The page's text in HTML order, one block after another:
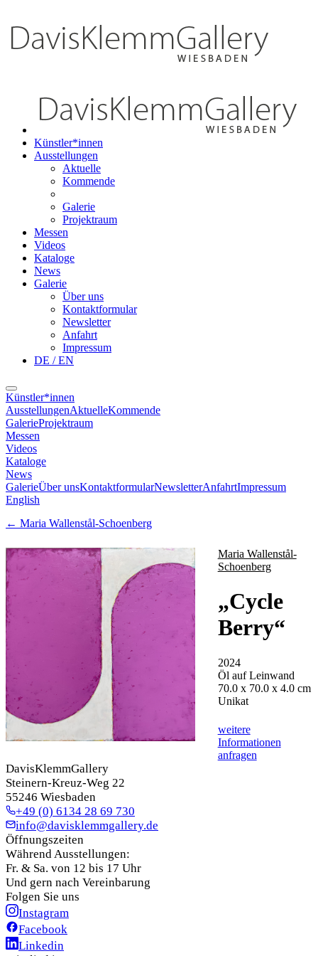
Künstler*innen
Ausstellungen
Aktuelle
Kommende
Galerie
Projektraum
Messen
Videos
Kataloge
News
Galerie
Über uns
Kontaktformular
Newsletter
Anfahrt
Impressum
DE / EN
Künstler*innen
AusstellungenAktuelleKommende
GalerieProjektraum
Messen
Videos
Kataloge
News
GalerieÜber unsKontaktformularNewsletterAnfahrtImpressum
English
← Maria Wallenstål-Schoenberg
Maria Wallenstål-
Schoenberg
„Cycle
Berry“
2024
Öl auf Leinwand
70.0 x 70.0 x 4.0 cm
Unikat
weitere
Informationen
anfragen
DavisKlemmGallery
Steinern-Kreuz-Weg 22
55246 Wiesbaden
+49 (0) 6134 28 69 730
info@davisklemmgallery.de
Öffnungszeiten
Während Ausstellungen:
Fr. & Sa. von 12 bis 17 Uhr
Und gern nach Vereinbarung
Folgen Sie uns
Instagram
Facebook
Linkedin